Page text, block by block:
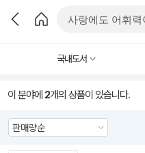
국내도서
이 분야에 2개의 상품이 있습니다.